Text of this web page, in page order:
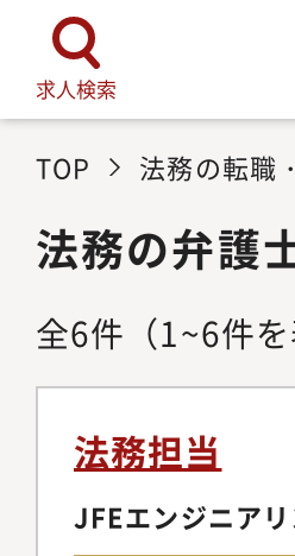
求人検索
TOP 法務の転職
法務の弁護
全6件 （1~6件を
法務担当
JFEエンジニア